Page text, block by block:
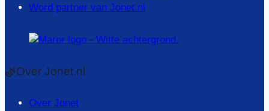
Word partner van Jonet.nl
Over Jonet.nl
Over Jonet